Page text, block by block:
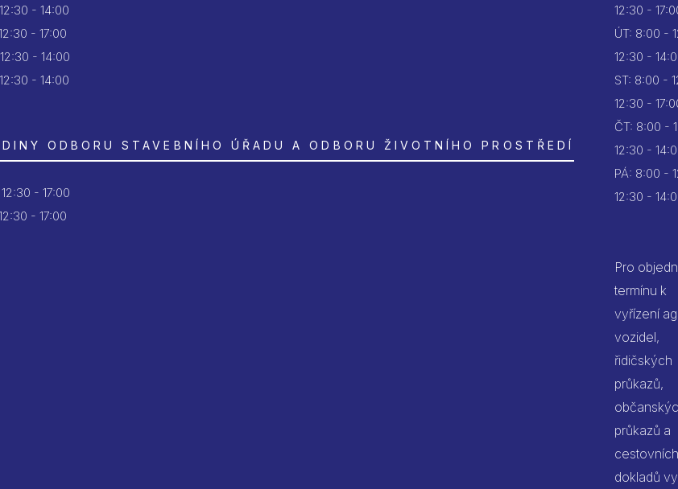
12:30 - 14:00
- 17:00
12:30 - 14:00
12:30 - 14:00
ODBORU STAVEBNÍHO ÚŘADU A ODBORU ŽIVOTNÍHO PROSTŘEDÍ
12:30 - 17:00
- 17:00
12:30 -
ÚT: 8:00 -
12:30 -
ST: 8:00 -
12:30 -
ČT: 8:00 -
12:30 -
PÁ: 8:00 -
12:30 -
Pro
termínu k
vyřízení
vozidel,
řidičských
průkazů,
průkazů a
cestovních
dokladů